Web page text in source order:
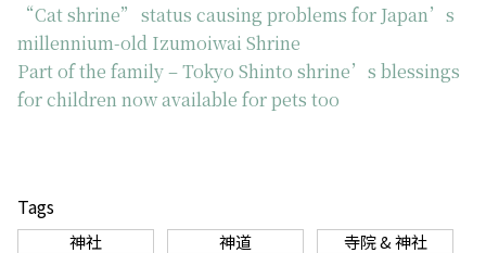
“Cat shrine” status causing problems for Japan’s
millennium-old Izumoiwai Shrine
Part of the family – Tokyo Shinto shrine’s blessings
for children now available for pets too
Tags
神社 神道
寺院 & 神社